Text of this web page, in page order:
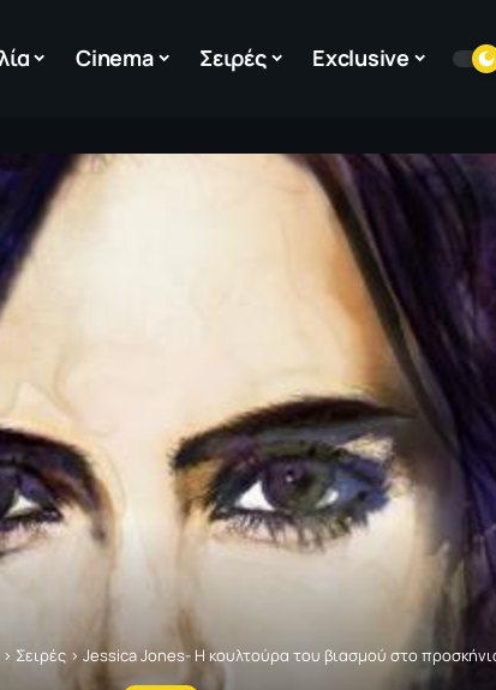
Cinema Σειρές Exclusive
> Σειρές > Jessica Jones- Η κουλτούρα του βιασμού στο